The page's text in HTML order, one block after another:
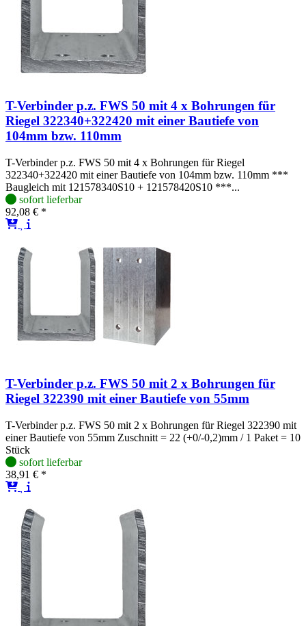
T-Verbinder p.z. FWS 50 mit 4 x Bohrungen für
Riegel 322340+322420 mit einer Bautiefe von
104mm bzw. 110mm
T-Verbinder p.z. FWS 50 mit 4 x Bohrungen für Riegel
322340+322420 mit einer Bautiefe von 104mm bzw. 110mm ***
Baugleich mit 121578340S10 + 121578420S10 ***...
sofort lieferbar
92,08 € *
T-Verbinder p.z. FWS 50 mit 2 x Bohrungen für
Riegel 322390 mit einer Bautiefe von 55mm
T-Verbinder p.z. FWS 50 mit 2 x Bohrungen für Riegel 322390 mit
einer Bautiefe von 55mm Zuschnitt = 22 (+0/-0,2)mm / 1 Paket = 10
Stück
sofort lieferbar
38,91 € *